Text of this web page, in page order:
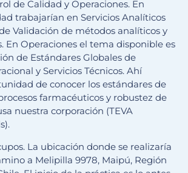
de Calidad y Operaciones. En
trabajarían en Servicios Analíticos
Validación de métodos analíticos y
En Operaciones el tema disponible es
de Estándares Globales de
y Servicios Técnicos. Ahí
de conocer los estándares de
farmacéuticos y robustez de
nuestra corporación (TEVA
La ubicación donde se realizaría
a Melipilla 9978, Maipú, Región